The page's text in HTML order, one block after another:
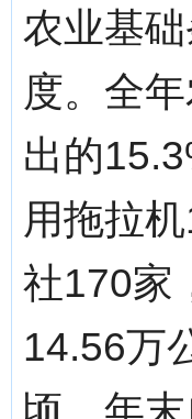
农业基
度。全
出的
用拖拉
社170家
14.56万